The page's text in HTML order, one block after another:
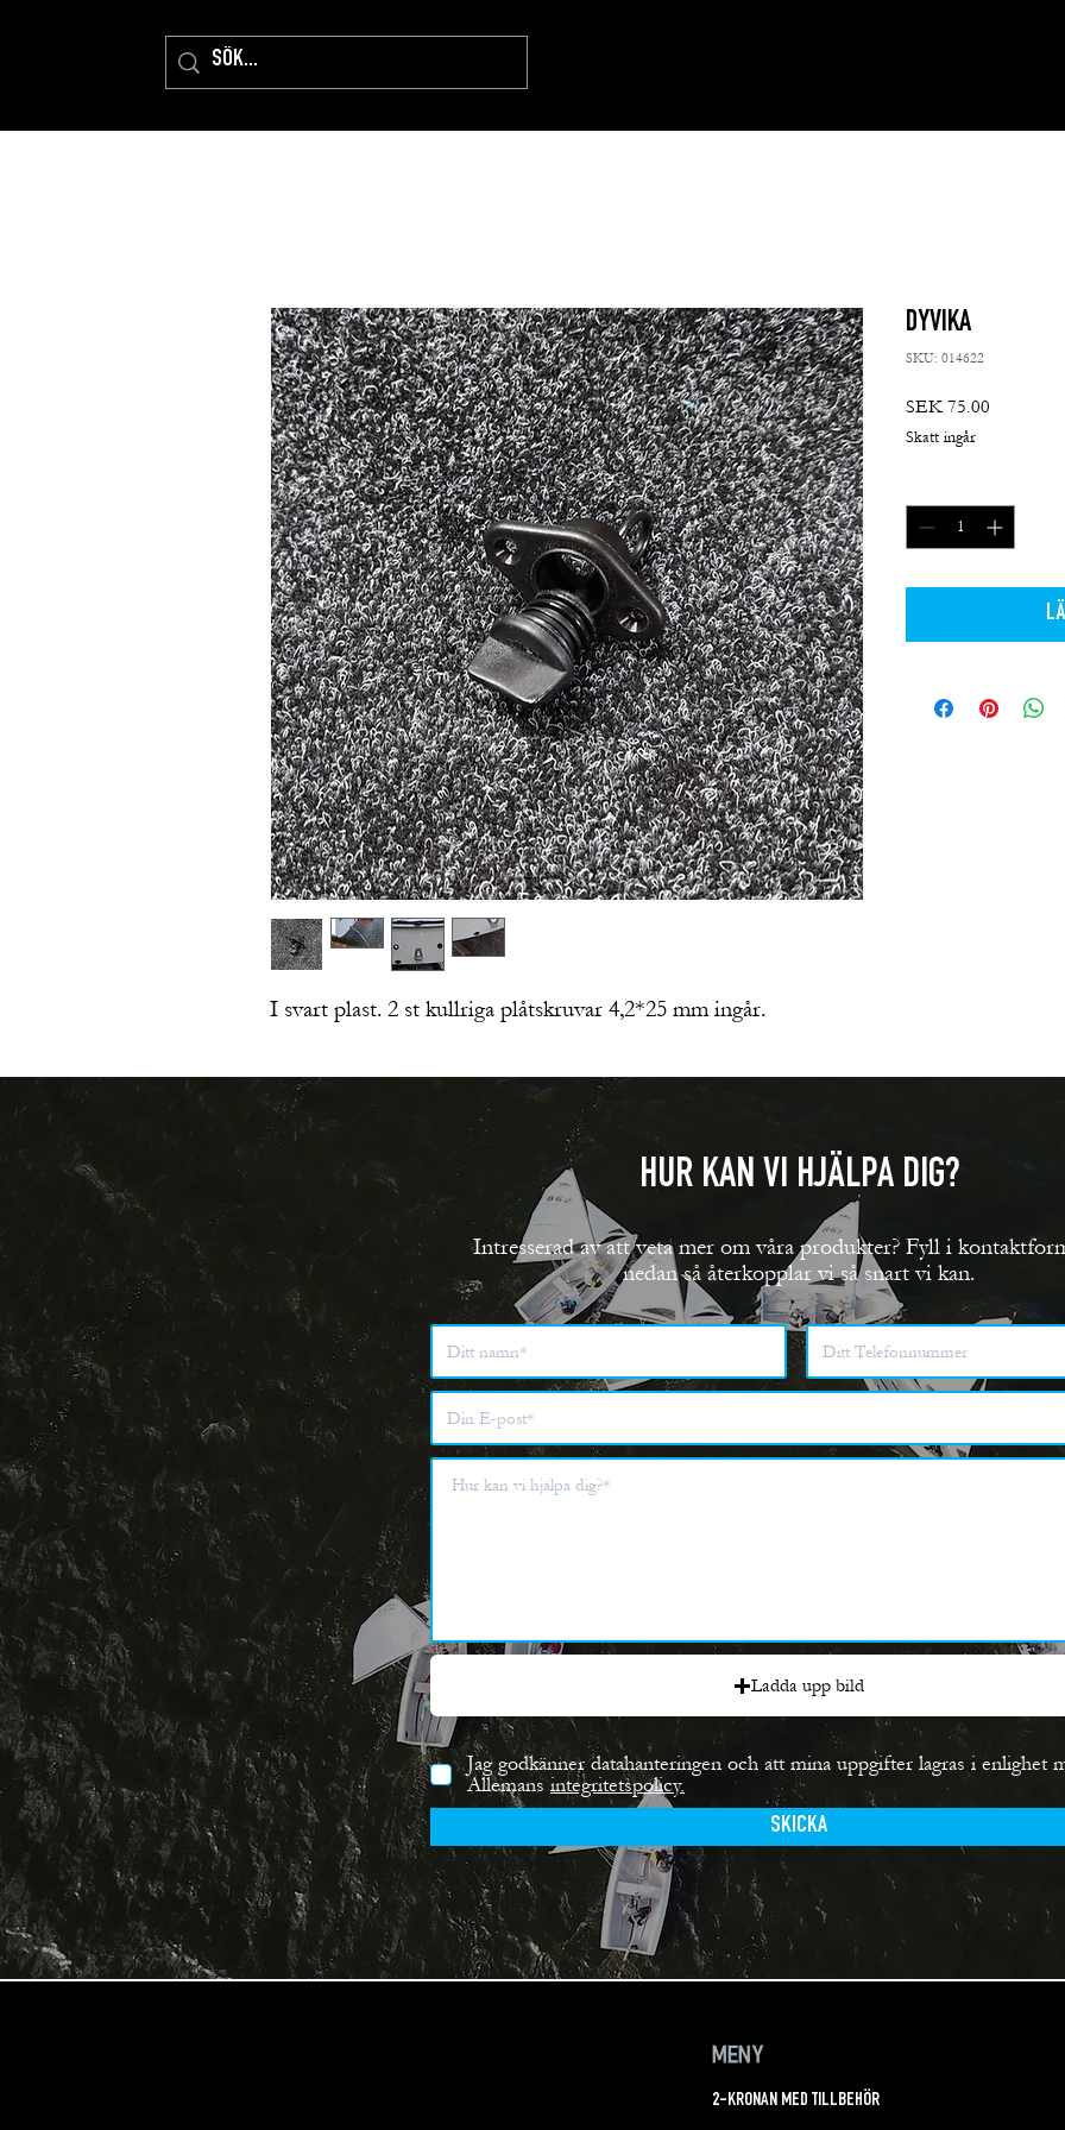
I svart plast. 2 st kullriga plåtskruvar 4,2*25 mm ingår.
DYVIKA
SKU: 014622
SEK 75.00
Skatt ingår
HUR KAN VI HJÄLPA DIG?
Intresserad av att veta mer om våra produkter? Fyll i
nedan så återkopplar vi så snart vi kan.
Ladda upp bild
Jag godkänner datahanteringen och att mina uppgifter lagras i enlighet
Allemansintegritetspolicy.
SKICKA
MENY
2-KRONAN MED TILLBEHÖR